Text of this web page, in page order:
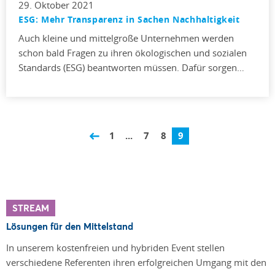
29. Oktober 2021
ESG: Mehr Transparenz in Sachen Nachhaltigkeit
Auch kleine und mittelgroße Unternehmen werden
schon bald Fragen zu ihren ökologischen und sozialen
Standards (ESG) beantworten müssen. Dafür sorgen…
1 ... 7 8 9
STREAM
Lösungen für den Mittelstand
In unserem kostenfreien und hybriden Event stellen
verschiedene Referenten ihren erfolgreichen Umgang mit den